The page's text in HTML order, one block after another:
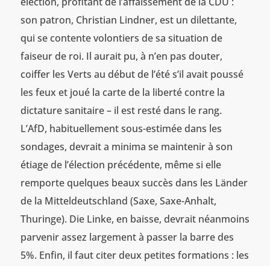
son patron, Christian Lindner, est un dilettante,
qui se contente volontiers de sa situation de
faiseur de roi. Il aurait pu, à n’en pas douter,
coiffer les Verts au début de l’été s’il avait poussé
les feux et joué la carte de la liberté contre la
dictature sanitaire – il est resté dans le rang.
L’AfD, habituellement sous-estimée dans les
sondages, devrait a minima se maintenir à son
étiage de l’élection précédente, même si elle
remporte quelques beaux succès dans les Länder
de la Mitteldeutschland (Saxe, Saxe-Anhalt,
Thuringe). Die Linke, en baisse, devrait néanmoins
parvenir assez largement à passer la barre des
5%. Enfin, il faut citer deux petites formations : les